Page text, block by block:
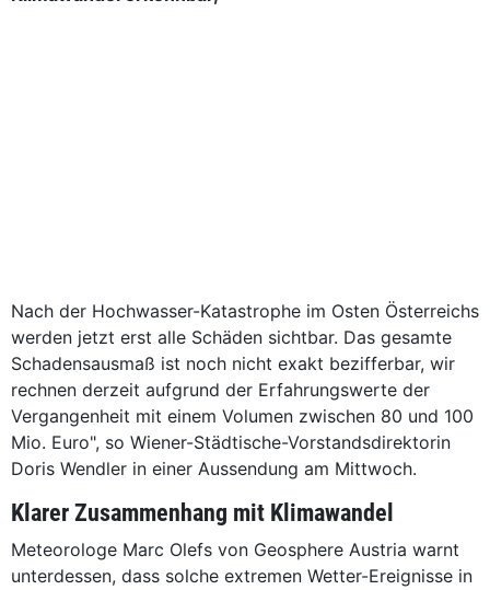
Nach der Hochwasser-Katastrophe im Osten Österreichs
werden jetzt erst alle Schäden sichtbar. Das gesamte
Schadensausmaß ist noch nicht exakt bezifferbar, wir
rechnen derzeit aufgrund der Erfahrungswerte der
Vergangenheit mit einem Volumen zwischen 80 und 100
Mio. Euro", so Wiener-Städtische-Vorstandsdirektorin
Doris Wendler in einer Aussendung am Mittwoch.
Klarer Zusammenhang mit Klimawandel
Meteorologe Marc Olefs von Geosphere Austria warnt
unterdessen, dass solche extremen Wetter-Ereignisse in